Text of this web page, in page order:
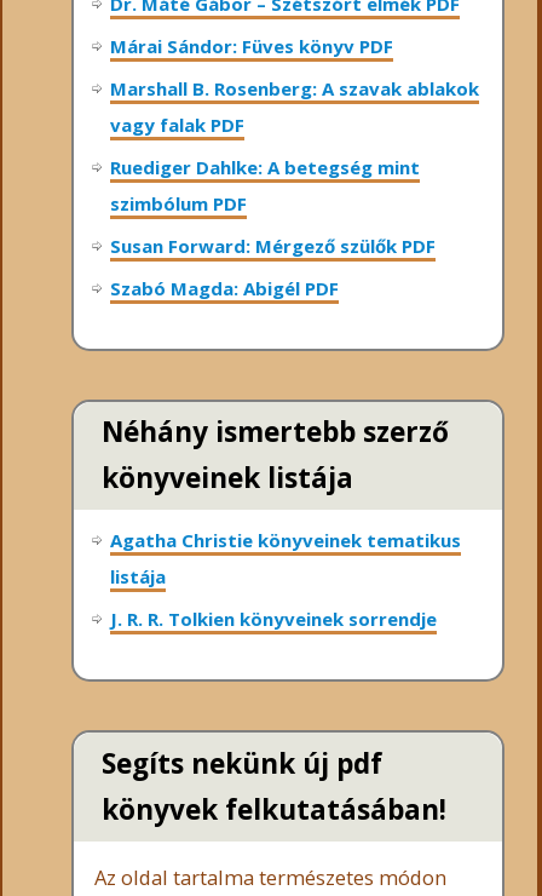
Márai Sándor: Füves könyv PDF
Marshall B. Rosenberg: A szavak ablakok
vagy falak PDF
Ruediger Dahlke: A betegség mint
szimbólum PDF
Susan Forward: Mérgező szülők PDF
Szabó Magda: Abigél PDF
Néhány ismertebb szerző
könyveinek listája
Agatha Christie könyveinek tematikus
listája
J. R. R. Tolkien könyveinek sorrendje
Segíts nekünk új pdf
könyvek felkutatásában!
Az oldal tartalma természetes módon